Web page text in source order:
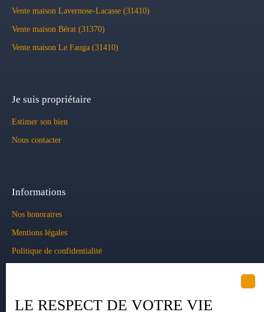
Vente maison Lavernose-Lacasse (31410)
Vente maison Bérat (31370)
Vente maison Le Fauga (31410)
Je suis propriétaire
Estimer son bien
Nous contacter
Informations
Nos honoraires
Mentions légales
Politique de confidentialité
Propulsé par
LE RESPECT DE VOTRE VIE